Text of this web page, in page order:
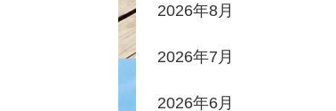
2026年8月
2026年7月
2026年6月